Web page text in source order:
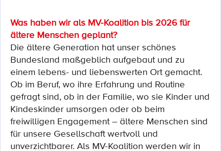
Was haben wir als MV-Koalition bis 2026 für
ältere Menschen geplant?
Die ältere Generation hat unser schönes
Bundesland maßgeblich aufgebaut und zu
einem lebens- und liebenswerten Ort gemacht.
Ob im Beruf, wo ihre Erfahrung und Routine
gefragt sind, ob in der Familie, wo sie Kinder und
Kindeskinder umsorgen oder ob beim
freiwilligen Engagement – ältere Menschen sind
für unsere Gesellschaft wertvoll und
unverzichtbarer. Als MV-Koalition werden wir in